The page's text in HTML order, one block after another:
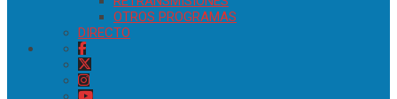
OTROS PROGRAMAS
DIRECTO